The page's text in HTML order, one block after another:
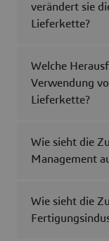
verändert sie
Lieferkette?
Welche
Verwendung
Lieferkette?
Wie sieht die
Management
Wie sieht die